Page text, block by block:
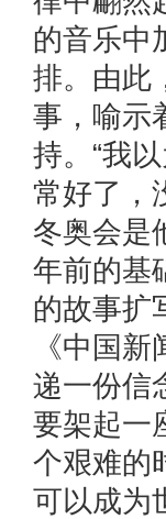
的音乐中
排。由此
事，喻示
持。“我
常好了
冬奥会是
年前的基
的故事扩
《中国
递一份信
要架起一
个艰难的
可以成